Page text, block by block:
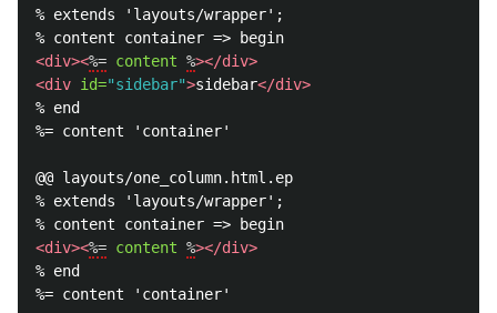
% extends 'layouts/wrapper';
<div><%= content %></div>
<div id="sidebar">sidebar</div>
% end
%= content 'container'
@@ layouts/one_column.html.ep
% extends 'layouts/wrapper';
<div><%= content %></div>
% end